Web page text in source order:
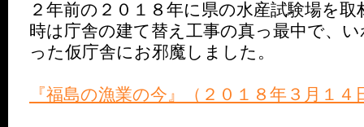
２年前の２０１８年に県の水産試験場を
時は庁舎の建て替え工事の真っ最中で、
った仮庁舎にお邪魔しました。
『福島の漁業の今』（２０１８年３月１